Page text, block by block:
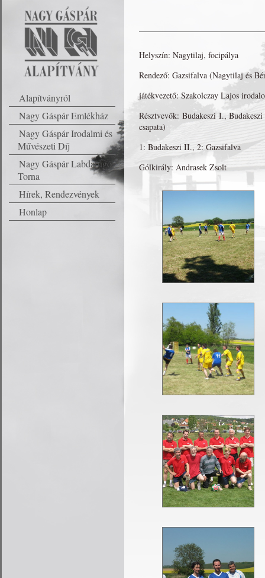
Alapítványról
Nagy Gáspár Emlékház
Nagy Gáspár Irodalmi és
Művészeti Díj
Nagy Gáspár Labdarúgó
Torna
Hírek, Rendezvények
Honlap
Helyszín: Nagytilaj, focipálya
Rendező: Gazsifalva (Nagytilaj és
játékvezető: Szakolczay Lajos
Résztvevők: Budakeszi I.,
csapata)
1: Budakeszi II., 2: Gazsifalva
Gólkirály: Andrasek Zsolt